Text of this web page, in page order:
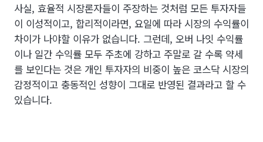
사실, 효율적 시장론자들이 주장하는 것처럼 모든 투자자들
이 이성적이고, 합리적이라면, 요일에 따라 시장의 수익률이
차이가 나야할 이유가 없습니다. 그런데, 오버 나잇 수익률
이나 일간 수익률 모두 주초에 강하고 주말로 갈 수록 약세
를 보인다는 것은 개인 투자자의 비중이 높은 코스닥 시장의
감정적이고 충동적인 성향이 그대로 반영된 결과라고 할 수
있습니다.